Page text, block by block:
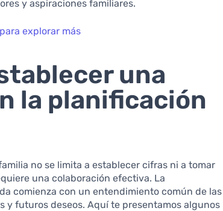
y aspiraciones familiares.
explorar más
una
la planificación
no se limita a establecer cifras ni a tomar
una colaboración efectiva. La
comienza con un entendimiento común de las
y futuros deseos. Aquí te presentamos algunos